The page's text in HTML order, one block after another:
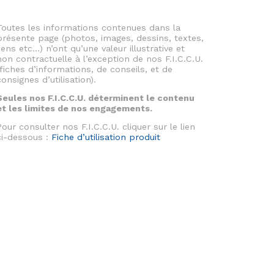
les informations contenues dans la
page (photos, images, dessins, textes,
etc…) n’ont qu’une valeur illustrative et
contractuelle à l’exception de nos F.I.C.C.U.
d’informations, de conseils, et de
d’utilisation).
nos F.I.C.C.U. déterminent le contenu
les limites de nos engagements.
consulter nos F.I.C.C.U. cliquer sur le lien
dessous : Fiche d’utilisation produit